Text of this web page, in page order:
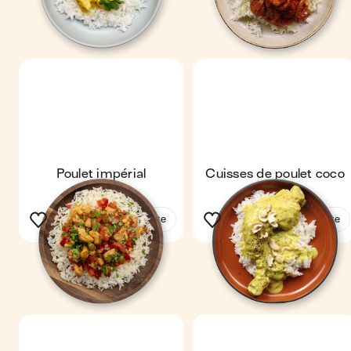
Poulet impérial
Voir la recette
Cuisses de poulet coco
curry
Voir la recette